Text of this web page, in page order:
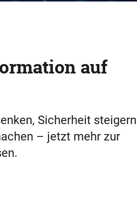
auf
Sicherheit
– jetzt mehr zur